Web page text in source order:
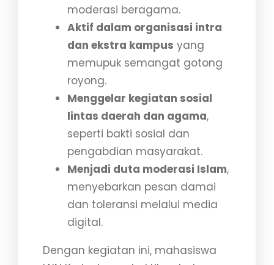
moderasi beragama.
Aktif dalam organisasi intra
dan ekstra kampus yang
memupuk semangat gotong
royong.
Menggelar kegiatan sosial
lintas daerah dan agama,
seperti bakti sosial dan
pengabdian masyarakat.
Menjadi duta moderasi Islam,
menyebarkan pesan damai
dan toleransi melalui media
digital.
Dengan kegiatan ini, mahasiswa